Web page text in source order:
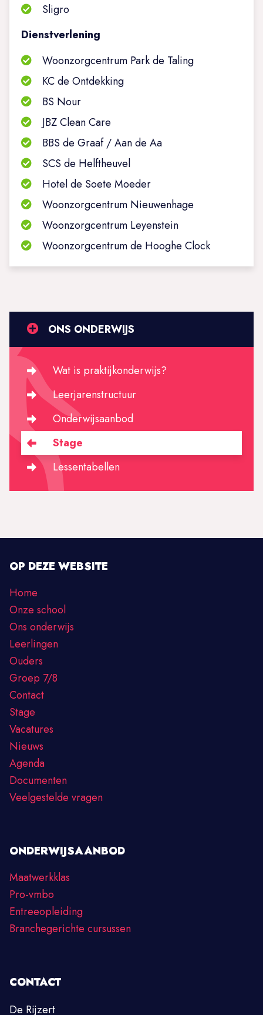
Sligro
Dienstverlening
Woonzorgcentrum Park de Taling
KC de Ontdekking
BS Nour
JBZ Clean Care
BBS de Graaf / Aan de Aa
SCS de Helftheuvel
Hotel de Soete Moeder
Woonzorgcentrum Nieuwenhage
Woonzorgcentrum Leyenstein
Woonzorgcentrum de Hooghe Clock
ONS ONDERWIJS
Wat is praktijkonderwijs?
Leerjarenstructuur
Onderwijsaanbod
Stage
Lessentabellen
OP DEZE WEBSITE
Home
Onze school
Ons onderwijs
Leerlingen
Ouders
Groep 7/8
Contact
Stage
Vacatures
Nieuws
Agenda
Documenten
Veelgestelde vragen
ONDERWIJSAANBOD
Maatwerkklas
Pro-vmbo
Entreeopleiding
Branchegerichte cursussen
CONTACT
De Rijzert